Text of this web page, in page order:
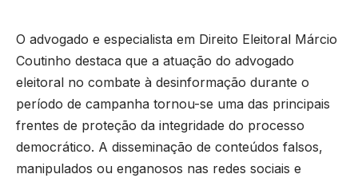
O advogado e especialista em Direito Eleitoral Márcio
Coutinho destaca que a atuação do advogado
eleitoral no combate à desinformação durante o
período de campanha tornou-se uma das principais
frentes de proteção da integridade do processo
democrático. A disseminação de conteúdos falsos,
manipulados ou enganosos nas redes sociais e